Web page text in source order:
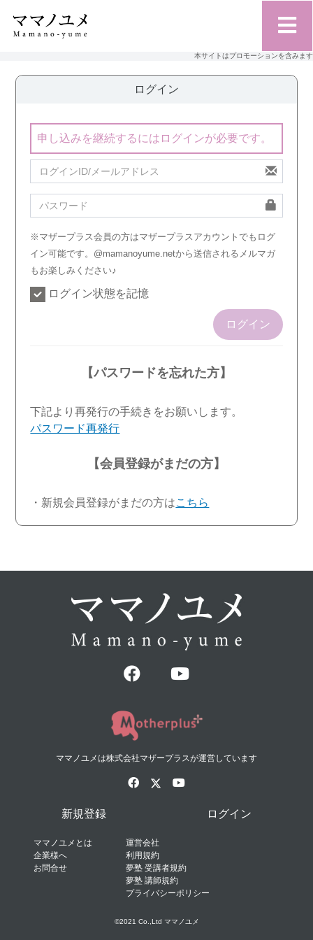
本サイトはプロモーションを含みます
ログイン
申し込みを継続するにはログインが必要です。
※マザープラス会員の方はマザープラスアカウントでもログ
イン可能です。@mamanoyume.netから送信されるメルマガ
もお楽しみください♪
ログイン状態を記憶
ログイン
【パスワードを忘れた方】
下記より再発行の手続きをお願いします。
パスワード再発行
【会員登録がまだの方】
・新規会員登録がまだの方はこちら
ママノユメは株式会社マザープラスが運営しています
新規登録 ログイン
ママノユメとは
企業様へ
お問合せ
運営会社
利用規約
夢塾 受講者規約
夢塾 講師規約
プライバシーポリシー
©2021 Co.,Ltd ママノユメ